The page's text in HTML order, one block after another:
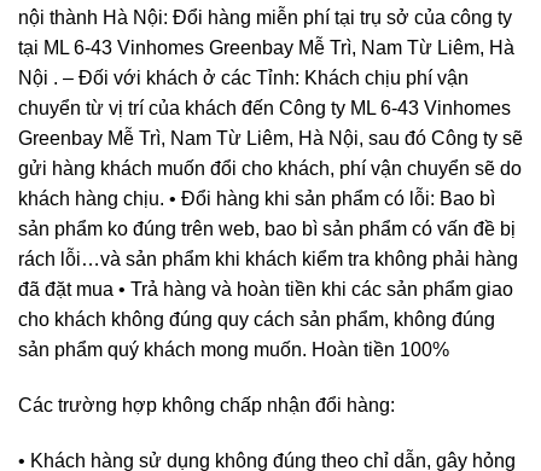
nội thành Hà Nội: Đổi hàng miễn phí tại trụ sở của công ty
tại ML 6-43 Vinhomes Greenbay Mễ Trì, Nam Từ Liêm, Hà
Nội . – Đối với khách ở các Tỉnh: Khách chịu phí vận
chuyển từ vị trí của khách đến Công ty ML 6-43 Vinhomes
Greenbay Mễ Trì, Nam Từ Liêm, Hà Nội, sau đó Công ty sẽ
gửi hàng khách muốn đổi cho khách, phí vận chuyển sẽ do
khách hàng chịu. • Đổi hàng khi sản phẩm có lỗi: Bao bì
sản phẩm ko đúng trên web, bao bì sản phẩm có vấn đề bị
rách lỗi…và sản phẩm khi khách kiểm tra không phải hàng
đã đặt mua • Trả hàng và hoàn tiền khi các sản phẩm giao
cho khách không đúng quy cách sản phẩm, không đúng
sản phẩm quý khách mong muốn. Hoàn tiền 100%
Các trường hợp không chấp nhận đổi hàng:
• Khách hàng sử dụng không đúng theo chỉ dẫn, gây hỏng